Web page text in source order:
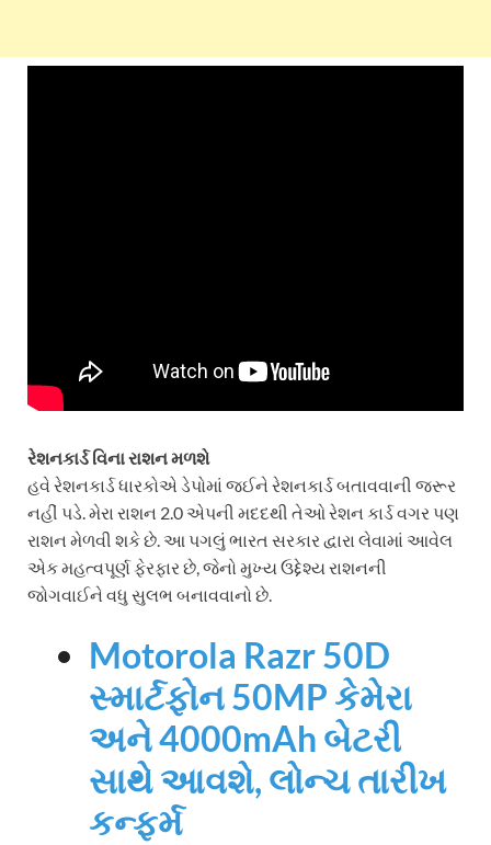
રેશનકાર્ડ વિના રાશન મળશે
હવે રેશનકાર્ડ ધારકોએ ડેપોમાં જઈને રેશનકાર્ડ બતાવવાની જરૂર
નહીં પડે. મેરા રાશન 2.0 એપની મદદથી તેઓ રેશન કાર્ડ વગર પણ
રાશન મેળવી શકે છે. આ પગલું ભારત સરકાર દ્વારા લેવામાં આવેલ
એક મહત્વપૂર્ણ ફેરફાર છે, જેનો મુખ્ય ઉદ્દેશ્ય રાશનની
જોગવાઈને વધુ સુલભ બનાવવાનો છે.
Motorola Razr 50D
સ્માર્ટફોન 50MP કેમેરા
અને 4000mAh બેટરી
સાથે આવશે, લોન્ચ તારીખ
કન્ફર્મ